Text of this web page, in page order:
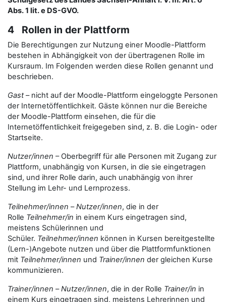
Abs. 1 lit. e DS-GVO.
4 Rollen in der Plattform
Die Berechtigungen zur Nutzung einer Moodle-Plattform
bestehen in Abhängigkeit von der übertragenen Rolle im
Kursraum. Im Folgenden werden diese Rollen genannt und
beschrieben.
Gast– nicht auf der Moodle-Plattform eingeloggte Personen
der Internetöffentlichkeit. Gäste können nur die Bereiche
der Moodle-Plattform einsehen, die für die
Internetöffentlichkeit freigegeben sind, z. B. die Login- oder
Startseite.
Nutzer/innen – Oberbegriff für alle Personen mit Zugang zur
Plattform, unabhängig von Kursen, in die sie eingetragen
sind, und ihrer Rolle darin, auch unabhängig von ihrer
Stellung im Lehr- und Lernprozess.
Teilnehmer/innen –Nutzer/innen, die in der
Rolle Teilnehmer/in in einem Kurs eingetragen sind,
meistens Schülerinnen und
Schüler. Teilnehmer/innen können in Kursen bereitgestellte
(Lern-)Angebote nutzen und über die Plattformfunktionen
mit Teilnehmer/innen und Trainer/innen der gleichen Kurse
kommunizieren.
Trainer/innen –Nutzer/innen, die in der Rolle Trainer/in in
einem Kurs eingetragen sind, meistens Lehrerinnen und